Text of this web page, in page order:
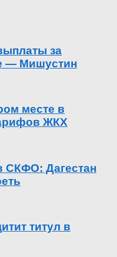
за
— Мишустин
месте в
ЖКХ
Дагестан
титул в